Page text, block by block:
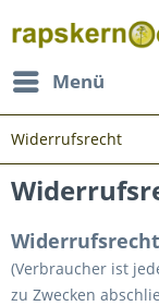
Menü
Widerrufsrecht
(Verbraucher ist
zu Zwecken